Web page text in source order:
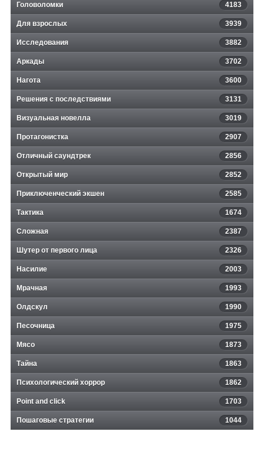
Головоломки 4183
Для взрослых 3939
Исследования 3882
Аркады 3702
Нагота 3600
Решения с последствиями 3131
Визуальная новелла 3019
Протагонистка 2907
Отличный саундтрек 2856
Открытый мир 2852
Приключенческий экшен 2585
Тактика 1674
Сложная 2387
Шутер от первого лица 2326
Насилие 2003
Мрачная 1993
Олдскул 1990
Песочница 1975
Мясо 1873
Тайна 1863
Психологический хоррор 1862
Point and click 1703
Пошаговые стратегии 1044